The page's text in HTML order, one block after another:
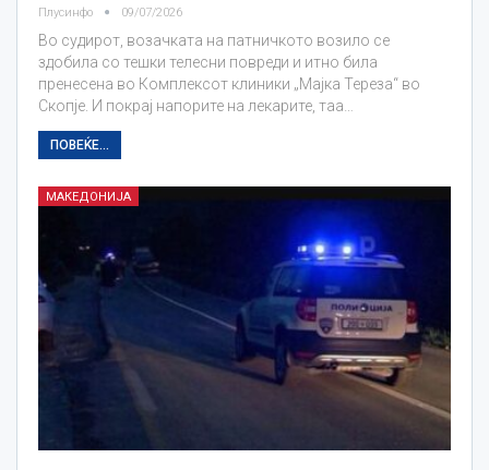
Плусинфо 09/07/2026
Во судирот, возачката на патничкото возило се
здобила со тешки телесни повреди и итно била
пренесена во Комплексот клиники „Мајка Тереза“ во
Скопје. И покрај напорите на лекарите, таа…
ПОВЕЌЕ...
МАКЕДОНИЈА